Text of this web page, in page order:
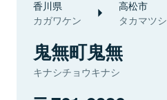
香川県
カガワケン
高松市
タカマツシ
鬼無町鬼無
キナシチョウキナシ